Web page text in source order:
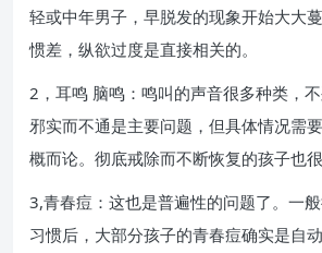
轻或中年男子，早脱发的现象开始大大
惯差，纵欲过度是直接相关的。
2，耳鸣 脑鸣：鸣叫的声音很多种类，
邪实而不通是主要问题，但具体情况需
概而论。彻底戒除而不断恢复的孩子也很
3,青春痘：这也是普遍性的问题了。一
习惯后，大部分孩子的青春痘确实是自